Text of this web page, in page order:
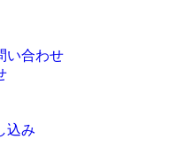
い合わせ
込み